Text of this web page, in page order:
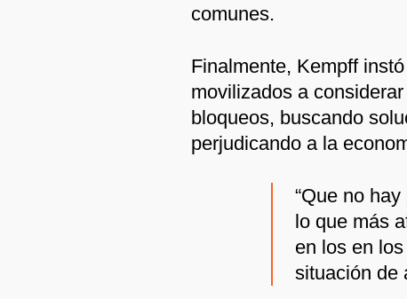
comunes.
Finalmente, Kempff
movilizados a
bloqueos, buscando
perjudicando a la
“Que no
lo que más
en los en
situación de